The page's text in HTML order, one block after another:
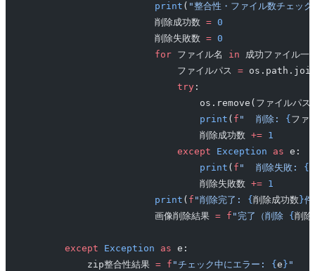
                        print
( "整合性・ファイル数チェッ
                        削除成功数
= 0
                        削除失敗数
= 0
                        for
ファイル名 in 成功ファイル一
                            ファイルパス
= os.path.join(
                            try
:
os.remove(ファイルパス
                                print
( f "  削除: { ファ
                                削除成功数
+= 1
                            except
Exception as e:
                                print
( f "  削除失敗: {
                                削除失敗数
+= 1
                        print
( f "削除完了: { 削除成功数 }
                        画像削除結果
= f "完了（削除 { 削除
        except
Exception as e:
            zip整合性結果
= f "チェック中にエラー: { e } "